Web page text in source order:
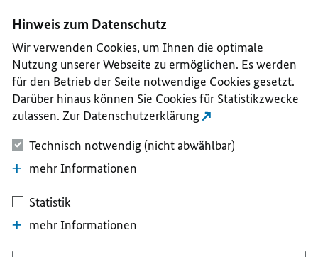
II
III
IV
V
Hinweis zum Datenschutz
Wir verwenden Cookies, um Ihnen die optimale
Nutzung unserer Webseite zu ermöglichen. Es werden
für den Betrieb der Seite notwendige Cookies gesetzt.
Darüber hinaus können Sie Cookies für Statistikzwecke
zulassen. Zur Datenschutzerklärung
Technisch notwendig (nicht abwählbar)
mehr Informationen
Statistik
mehr Informationen